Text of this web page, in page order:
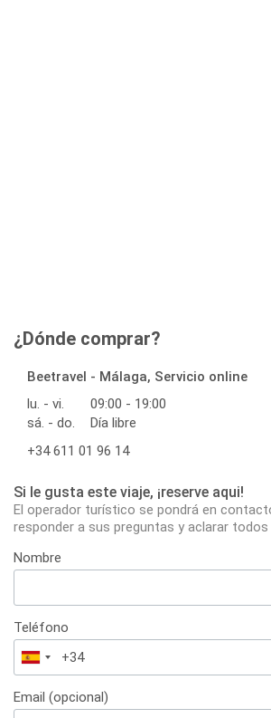
¿Dónde comprar?
Beetravel - Málaga, Servicio online
lu. - vi.
09:00 - 19:00
sá. - do.
Día libre
+34 611 01 96 14
Si le gusta este viaje, ¡reserve aqui!
El operador turístico se pondrá en
responder a sus preguntas y aclarar
Nombre
Teléfono
España
+34
Email (opcional)